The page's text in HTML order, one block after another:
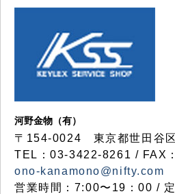
河野金物（有）
〒154-0024 東京都世田谷
TEL：03-3422-8261 / FAX
ono-kanamono@nifty.com
営業時間：7:00〜19：00 /